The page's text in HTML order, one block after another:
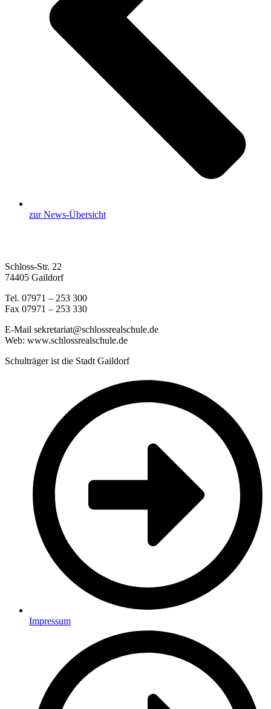
zur News-Übersicht
Schloss-Str. 22
74405 Gaildorf
Tel. 07971 – 253 300
Fax 07971 – 253 330
E-Mail sekretariat@schlossrealschule.de
Web: www.schlossrealschule.de
Schulträger ist die Stadt Gaildorf
Impressum